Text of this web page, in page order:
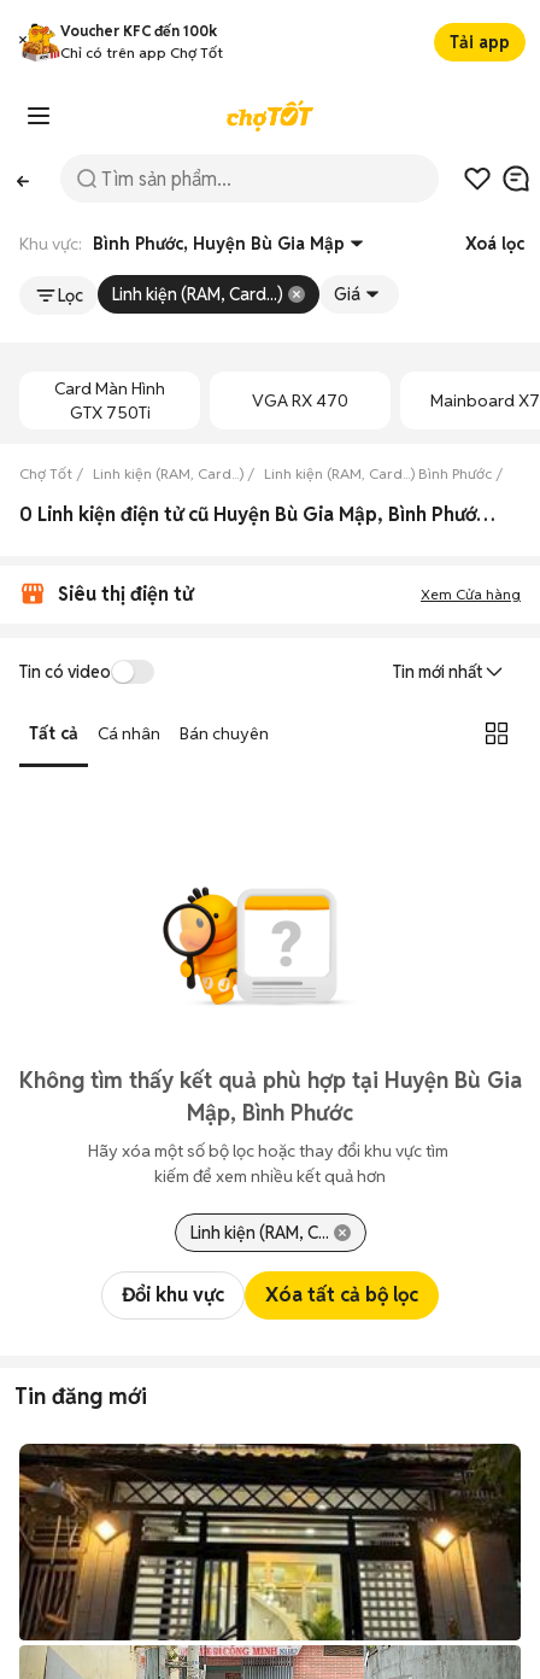
Voucher KFC đến 100k
Chỉ có trên app Chợ Tốt
Tải app
Khu vực: Bình Phước, Huyện Bù Gia Mập Xoá lọc
Lọc Linh kiện (RAM, Card...) Giá
Card Màn Hình
GTX 750Ti
VGA RX 470 Mainboard
Chợ Tốt Linh kiện (RAM, Card...) Linh kiện (RAM, Card...) Bình Phước
0 Linh kiện điện tử cũ Huyện Bù Gia Mập, Bình Phước giá rẻ
Siêu thị điện tử Xem Cửa hàng
Tin có video Tin mới nhất
Tất cả Cá nhân Bán chuyên
Không tìm thấy kết quả phù hợp tại Huyện Bù Gia
Mập, Bình Phước
Hãy xóa một số bộ lọc hoặc thay đổi khu vực tìm
kiếm để xem nhiều kết quả hơn
Linh kiện (RAM, C...
Đổi khu vực Xóa tất cả bộ lọc
Tin đăng mới